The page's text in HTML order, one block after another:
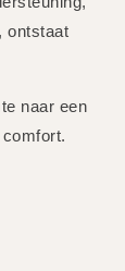
ontstaat
naar een